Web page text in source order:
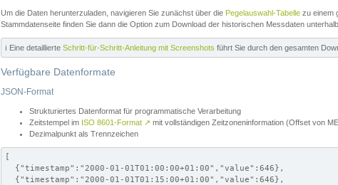
Um die Daten herunterzuladen, navigieren Sie zunächst über die Pegelauswahl-Tabelle zu einem
Stammdatenseite finden Sie dann die Option zum Download der historischen Messdaten
ℹ️ Eine detaillierte Schritt-für-Schritt-Anleitung mit Screenshots führt Sie durch den gesamten
Verfügbare Datenformate
JSON-Format
Strukturiertes Datenformat für programmatische Verarbeitung
Zeitstempel im ISO 8601-Format ↗ mit vollständigen Zeitzoneninformation (Offset von
Dezimalpunkt als Trennzeichen
[
  {"timestamp":"2000-01-01T01:00:00+01:00","value":646},
  {"timestamp":"2000-01-01T01:15:00+01:00","value":646},